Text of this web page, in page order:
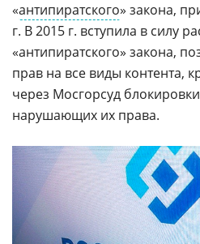
«антипиратского» закона,
г. В 2015 г. вступила в силу
«антипиратского» закона,
прав на все виды контента,
через Мосгорсуд
нарушающих их права.